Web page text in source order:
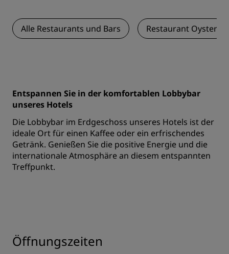
Alle Restaurants und Bars Restaurant Oyster
Entspannen Sie in der komfortablen Lobbybar
unseres Hotels
Die Lobbybar im Erdgeschoss unseres Hotels ist der
ideale Ort für einen Kaffee oder ein erfrischendes
Getränk. Genießen Sie die positive Energie und die
internationale Atmosphäre an diesem entspannten
Treffpunkt.
Öffnungszeiten